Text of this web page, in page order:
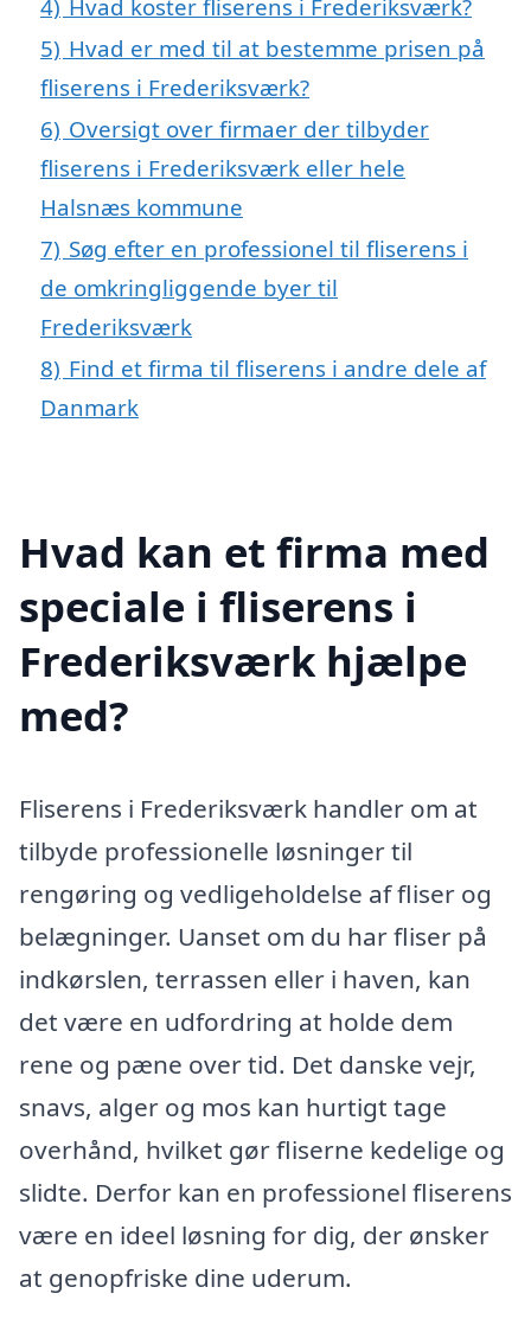
4) Hvad koster fliserens i Frederiksværk?
5) Hvad er med til at bestemme prisen på
fliserens i Frederiksværk?
6) Oversigt over firmaer der tilbyder
fliserens i Frederiksværk eller hele
Halsnæs kommune
7) Søg efter en professionel til fliserens i
de omkringliggende byer til
Frederiksværk
8) Find et firma til fliserens i andre dele af
Danmark
Hvad kan et firma med
speciale i fliserens i
Frederiksværk hjælpe
med?
Fliserens i Frederiksværk handler om at
tilbyde professionelle løsninger til
rengøring og vedligeholdelse af fliser og
belægninger. Uanset om du har fliser på
indkørslen, terrassen eller i haven, kan
det være en udfordring at holde dem
rene og pæne over tid. Det danske vejr,
snavs, alger og mos kan hurtigt tage
overhånd, hvilket gør fliserne kedelige og
slidte. Derfor kan en professionel fliserens
være en ideel løsning for dig, der ønsker
at genopfriske dine uderum.